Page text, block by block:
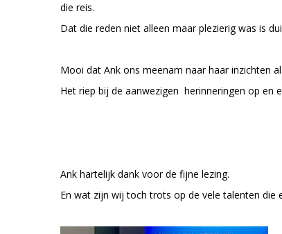
die reis.
Dat die reden niet alleen maar plezierig was is
Mooi dat Ank ons meenam naar haar inzichten
Het riep bij de aanwezigen herinneringen op en
Ank hartelijk dank voor de fijne lezing.
En wat zijn wij toch trots op de vele talenten die